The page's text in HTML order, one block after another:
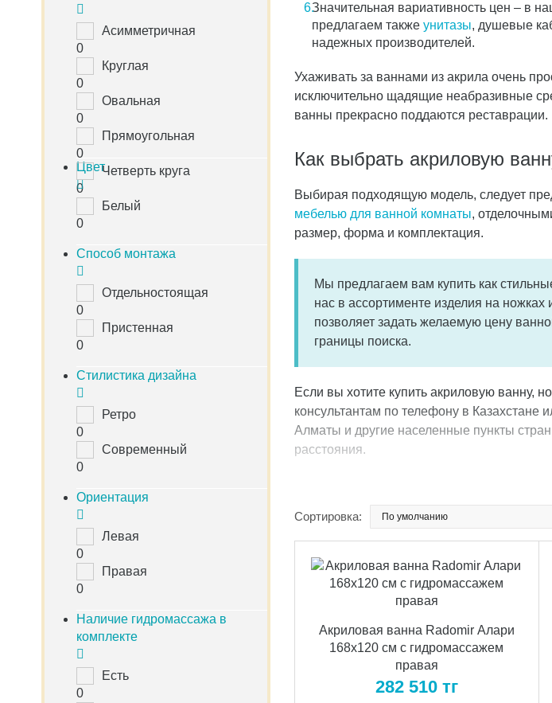
Асимметричная
0
Круглая
0
Овальная
0
Прямоугольная
0
Четверть круга
0
Цвет
Белый
0
Способ монтажа
Отдельностоящая
0
Пристенная
0
Стилистика дизайна
Ретро
0
Современный
0
Ориентация
Левая
0
Правая
0
Наличие гидромассажа в
комплекте
Есть
0
Значительная вариативность цен – в
предлагаем также унитазы, душевые
надежных производителей.
Ухаживать за ваннами из акрила очень
исключительно щадящие неабразивные
ванны прекрасно поддаются реставрации.
Как выбрать акриловую
Выбирая подходящую модель, следует
мебелью для ванной комнаты,
размер, форма и комплектация.
Мы предлагаем вам купить как
нас в ассортименте изделия на
позволяет задать желаемую цену
границы поиска.
Если вы хотите купить акриловую ванну,
консультантам по телефону в Казахстане
Алматы и другие населенные пункты
расстояния.
Сортировка:
Акриловая ванна Radomir Алари
168x120 см с гидромассажем
правая
282 510 тг